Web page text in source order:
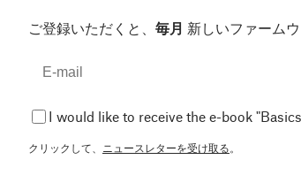
ご登録いただくと、 毎月 新しいファーム
I would like to receive the e-book
クリックして、 ニュースレターを受け取る。